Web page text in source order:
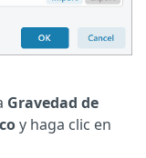
Gravedad de
y haga clic en